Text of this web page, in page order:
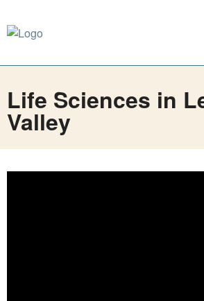
Life Sciences in
Valley